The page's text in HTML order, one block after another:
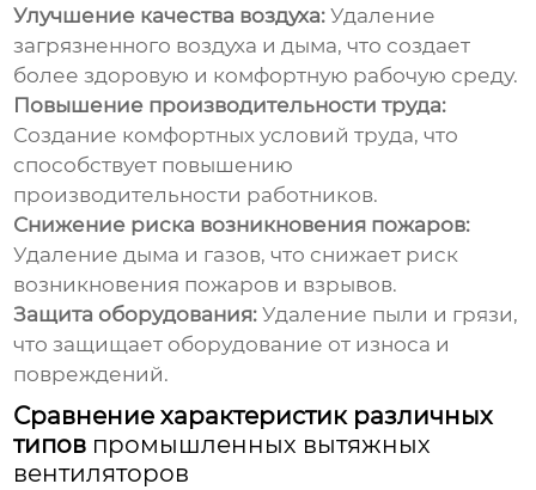
Улучшение качества воздуха: Удаление
загрязненного воздуха и дыма, что создает
более здоровую и комфортную рабочую среду.
Повышение производительности труда:
Создание комфортных условий труда, что
способствует повышению
производительности работников.
Снижение риска возникновения пожаров:
Удаление дыма и газов, что снижает риск
возникновения пожаров и взрывов.
Защита оборудования: Удаление пыли и грязи,
что защищает оборудование от износа и
повреждений.
Сравнение характеристик различных
типов промышленных вытяжных
вентиляторов